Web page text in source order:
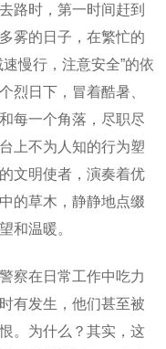
路时，第一时间赶到
雾的日子，在繁忙的
慢行，注意安全”的依
烈日下，冒着酷暑、
每一个角落，尽职尽
上不为人知的行为塑
文明使者，演奏着优
的草木，静静地点缀
和温暖。
察在日常工作中吃力
有发生，他们甚至被
。为什么？其实，这